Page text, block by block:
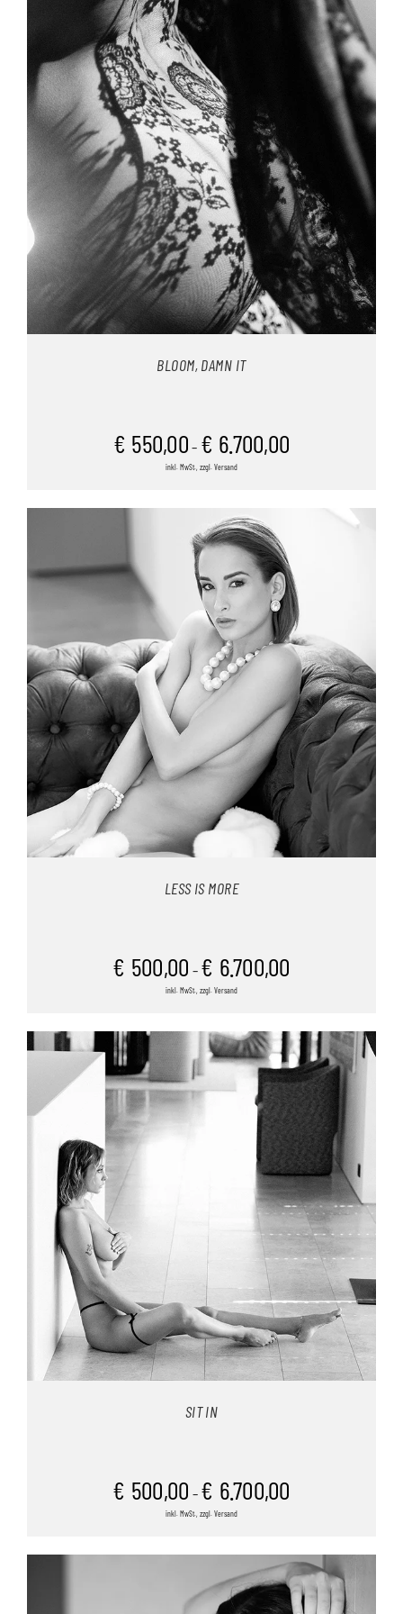
BLOOM, DAMN IT
€ 550,00 – € 6.700,00
inkl. MwSt., zzgl. Versand
LESS IS MORE
€ 500,00 – € 6.700,00
inkl. MwSt., zzgl. Versand
SIT IN
€ 500,00 – € 6.700,00
inkl. MwSt., zzgl. Versand